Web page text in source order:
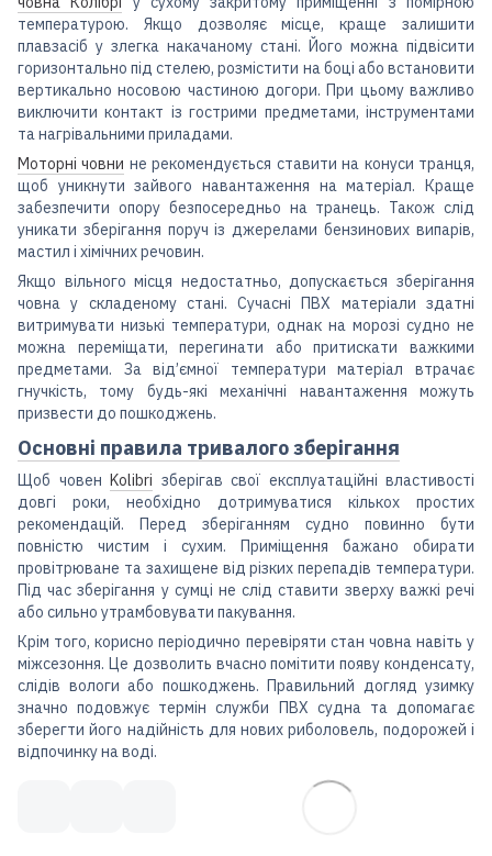
температурою. Якщо дозволяє місце, краще залишити
плавзасіб у злегка накачаному стані. Його можна підвісити
горизонтально під стелею, розмістити на боці або встановити
вертикально носовою частиною догори. При цьому важливо
виключити контакт із гострими предметами, інструментами
та нагрівальними приладами.
Моторні човни не рекомендується ставити на конуси транця,
щоб уникнути зайвого навантаження на матеріал. Краще
забезпечити опору безпосередньо на транець. Також слід
уникати зберігання поруч із джерелами бензинових випарів,
мастил і хімічних речовин.
Якщо вільного місця недостатньо, допускається зберігання
човна у складеному стані. Сучасні ПВХ матеріали здатні
витримувати низькі температури, однак на морозі судно не
можна переміщати, перегинати або притискати важкими
предметами. За від’ємної температури матеріал втрачає
гнучкість, тому будь-які механічні навантаження можуть
призвести до пошкоджень.
Основні правила тривалого зберігання
Щоб човен Kolibri зберігав свої експлуатаційні властивості
довгі роки, необхідно дотримуватися кількох простих
рекомендацій. Перед зберіганням судно повинно бути
повністю чистим і сухим. Приміщення бажано обирати
провітрюване та захищене від різких перепадів температури.
Під час зберігання у сумці не слід ставити зверху важкі речі
або сильно утрамбовувати пакування.
Крім того, корисно періодично перевіряти стан човна навіть у
міжсезоння. Це дозволить вчасно помітити появу конденсату,
слідів вологи або пошкоджень. Правильний догляд узимку
значно подовжує термін служби ПВХ судна та допомагає
зберегти його надійність для нових риболовель, подорожей і
відпочинку на воді.